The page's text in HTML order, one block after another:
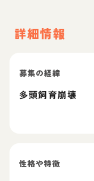
詳細情報
募集の経緯
多頭飼育崩壊
性格や特徴